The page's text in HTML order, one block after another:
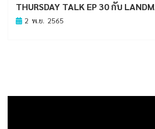
THURSDAY TALK EP 30 กับ
2 พ.ย. 2565